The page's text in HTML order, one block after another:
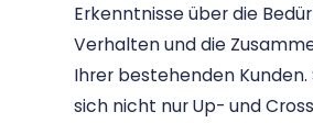
Erkenntnisse über die
Verhalten und die
Ihrer bestehenden Kunden.
sich nicht nur Up- und